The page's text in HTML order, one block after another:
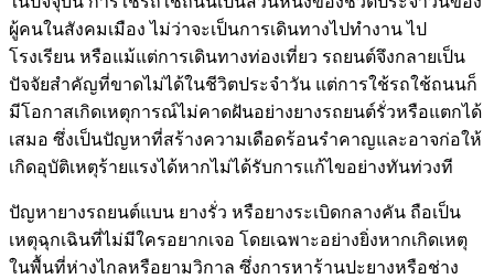
ผู้คนในสังคมเมือง ไม่ว่าจะเป็นการเดินทางไปทำงาน ไป
โรงเรียน หรือแม้แต่การเดินทางท่องเที่ยว รถยนต์จึงกลายเป็น
ปัจจัยสำคัญที่ขาดไม่ได้ในชีวิตประจำวัน แต่การใช้รถใช้ถนนก็
มีโอกาสเกิดเหตุการณ์ไม่คาดฝันอย่างยางรถยนต์รั่วหรือแตกได้
เสมอ ซึ่งเป็นปัญหาที่สร้างความเดือดร้อนรำคาญและอาจก่อให้
เกิดอุบัติเหตุร้ายแรงได้หากไม่ได้รับการแก้ไขอย่างทันท่วงที
ปัญหายางรถยนต์แบน ยางรั่ว หรือยางระเบิดกลางคัน ถือเป็น
เหตุฉุกเฉินที่ไม่มีใครอยากเจอ โดยเฉพาะอย่างยิ่งหากเกิดเหตุ
ในพื้นที่ห่างไกลหรือยามวิกาล ซึ่งการหาร้านปะยางหรือช่าง